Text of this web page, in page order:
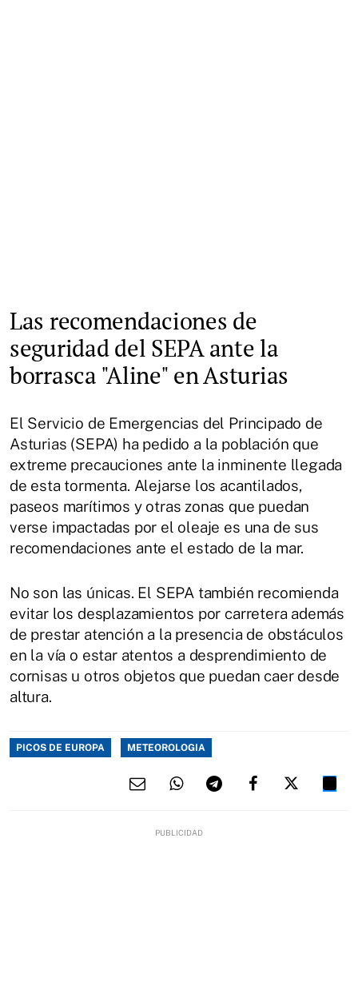
Las recomendaciones de
seguridad del SEPA ante la
borrasca "Aline" en Asturias
El Servicio de Emergencias del Principado de
Asturias (SEPA) ha pedido a la población que
extreme precauciones ante la inminente llegada
de esta tormenta. Alejarse los acantilados,
paseos marítimos y otras zonas que puedan
verse impactadas por el oleaje es una de sus
recomendaciones ante el estado de la mar.
No son las únicas. El SEPA también recomienda
evitar los desplazamientos por carretera además
de prestar atención a la presencia de obstáculos
en la vía o estar atentos a desprendimiento de
cornisas u otros objetos que puedan caer desde
altura.
PICOS DE EUROPA METEOROLOGIA